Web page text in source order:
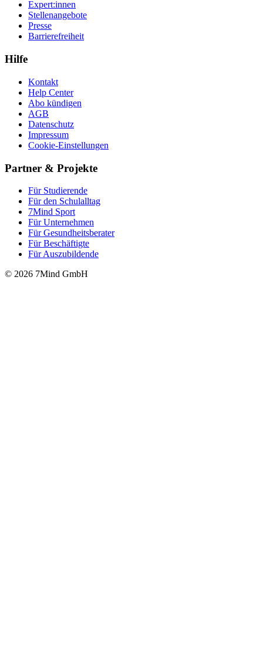
Expert:innen
Stellenangebote
Presse
Barrierefreiheit
Hilfe
Kontakt
Help Center
Abo kündigen
AGB
Datenschutz
Impressum
Cookie-Einstellungen
Partner & Projekte
Für Stu­die­rende
Für den Schulalltag
7Mind Sport
Für Unter­neh­men
Für Gesund­heits­be­ra­ter
Für Beschäftigte
Für Auszubildende
© 2026 7Mind GmbH